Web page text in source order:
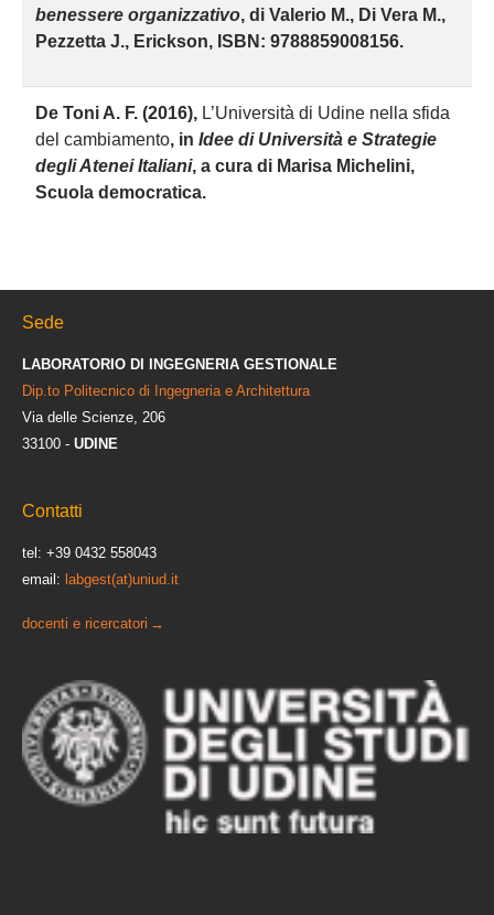
benessere organizzativo, di Valerio M., Di Vera M.,
Pezzetta J., Erickson, ISBN: 9788859008156.
De Toni A. F. (2016), L’Università di Udine nella sfida
del cambiamento, in Idee di Università e Strategie
degli Atenei Italiani, a cura di Marisa Michelini,
Scuola democratica.
Sede
LABORATORIO DI INGEGNERIA GESTIONALE
Dip.to Politecnico di Ingegneria e Architettura
Via delle Scienze, 206
33100 - UDINE
Contatti
tel: +39 0432 558043
email: labgest(at)uniud.it
docenti e ricercatori